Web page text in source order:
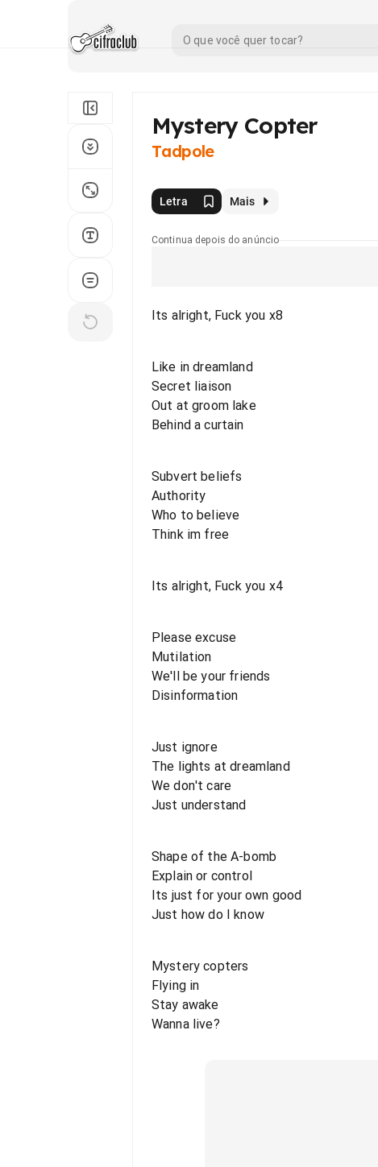
Mystery Copter
Tadpole
Letra Mais
Continua depois do anúncio
Its alright, Fuck you x8
Like in dreamland
Secret liaison
Out at groom lake
Behind a curtain
Subvert beliefs
Authority
Who to believe
Think im free
Its alright, Fuck you x4
Please excuse
Mutilation
We'll be your friends
Disinformation
Just ignore
The lights at dreamland
We don't care
Just understand
Shape of the A-bomb
Explain or control
Its just for your own good
Just how do I know
Mystery copters
Flying in
Stay awake
Wanna live?